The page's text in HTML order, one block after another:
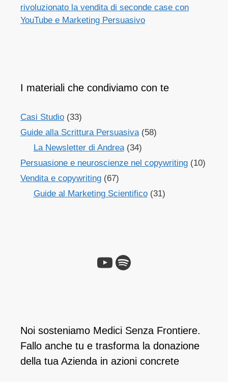
rivoluzionato la vendita di seconde case con
YouTube e Marketing Persuasivo
I materiali che condiviamo con te
Casi Studio (33)
Guide alla Scrittura Persuasiva (58)
La Newsletter di Andrea(34)
Persuasione e neuroscienze nel copywriting (10)
Vendita e copywriting (67)
Guide al Marketing Scientifico(31)
Noi sosteniamo Medici Senza Frontiere.
Fallo anche tu e ​trasforma la donazione
della tua Azienda in azioni concrete